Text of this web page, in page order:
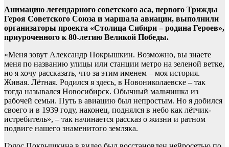
Анимацию легендарного советского аса, первого Трижды
Героя Советского Союза и маршала авиации, выполнили
организаторы проекта «Столица Сибири – родина Героев»,
приуроченного к 80-летию Великой Победы.
«Меня зовут Александр Покрышкин. Возможно, вы знаете
меня по названию улицы или станции метро на зеленой ветке,
но я хочу рассказать, что за этим именем – моя история.
Живая. Лётная. Родился я здесь, в Новониколаевске – так
тогда назывался Новосибирск. Обычный мальчишка из
рабочей семьи. Путь в авиацию был непростым. Но я добился
своего и в 1939 году, наконец, поднялся в небо как лётчик-
истребитель», – так начинается рассказ о жизни и ратном
подвиге нашего знаменитого земляка.